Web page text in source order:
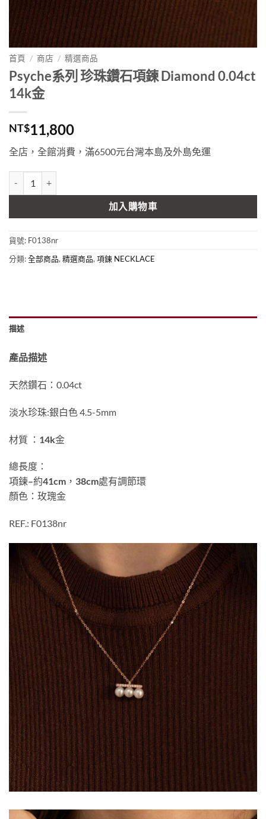
首頁 / 商店 / 精選商品
Psyche系列 珍珠鑽石項鍊 Diamond 0.04ct
14k金
NT$11,800
全店，全館消費，滿6500元台灣本島及外島免運
加入購物車
貨號: F0138nr
分類:全部商品, 精選商品, 項鍊 NECKLACE
描述
產品描述
天然鑽石：0.04ct
淡水珍珠:銀白色 4.5-5mm
材質 ： 14k金
總長度：
項鍊–約41cm ， 38cm處有調節環
顏色：玫瑰金
REF.: F0138nr